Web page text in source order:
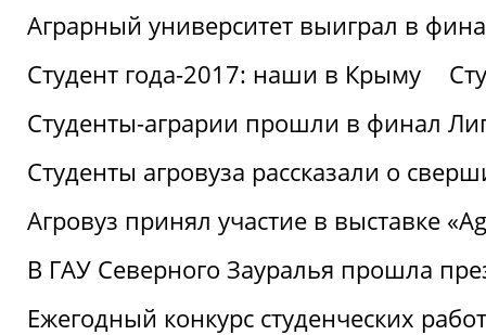
Аграрный университет выиграл в
Студент года-2017: наши в Крыму
Студенты-аграрии прошли в финал
Студенты агровуза рассказали о
Агровуз принял участие в выставке
В ГАУ Северного Зауралья прошла
Ежегодный конкурс студенческих